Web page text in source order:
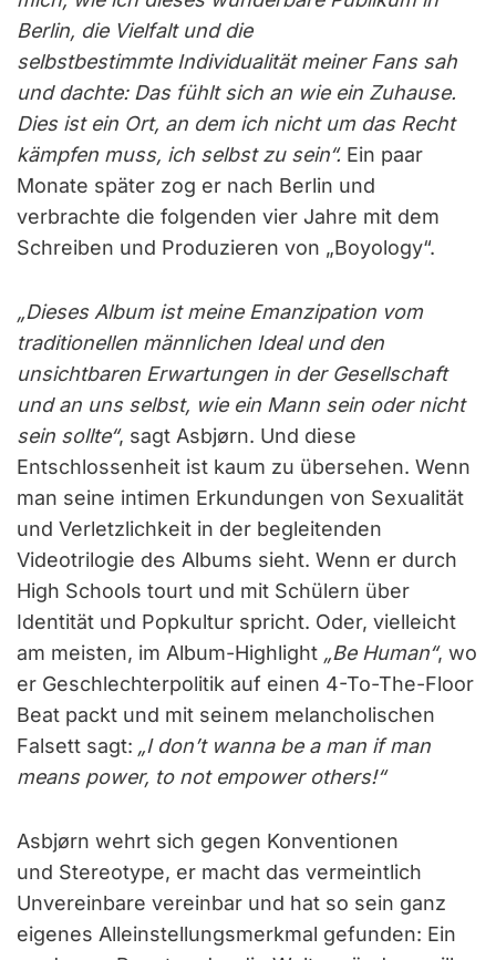
Berlin, die Vielfalt und die
selbstbestimmte Individualität meiner Fans sah
und dachte: Das fühlt sich an wie ein Zuhause.
Dies ist ein Ort, an dem ich nicht um das Recht
kämpfen muss, ich selbst zu sein“. Ein paar
Monate später zog er nach Berlin und
verbrachte die folgenden vier Jahre mit dem
Schreiben und Produzieren von „Boyology“.
„Dieses Album ist meine Emanzipation vom
traditionellen männlichen Ideal und den
unsichtbaren Erwartungen in der Gesellschaft
und an uns selbst, wie ein Mann sein oder nicht
sein sollte“, sagt Asbjørn. Und diese
Entschlossenheit ist kaum zu übersehen. Wenn
man seine intimen Erkundungen von Sexualität
und Verletzlichkeit in der begleitenden
Videotrilogie des Albums sieht. Wenn er durch
High Schools tourt und mit Schülern über
Identität und Popkultur spricht. Oder, vielleicht
am meisten, im Album-Highlight „Be Human“, wo
er Geschlechterpolitik auf einen 4-To-The-Floor
Beat packt und mit seinem melancholischen
Falsett sagt: „I don’t wanna be a man if man
means power, to not empower others!“
Asbjørn wehrt sich gegen Konventionen
und Stereotype, er macht das vermeintlich
Unvereinbare vereinbar und hat so sein ganz
eigenes Alleinstellungsmerkmal gefunden: Ein